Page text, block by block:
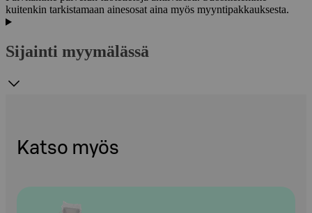
kuitenkin tarkistamaan ainesosat aina myös myyntipakkauksesta.
Sijainti myymälässä
Katso myös